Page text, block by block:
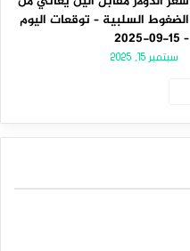
الضغوط السلبية – توقعات اليوم
– 15-09-2025
سبتمبر 15, 2025